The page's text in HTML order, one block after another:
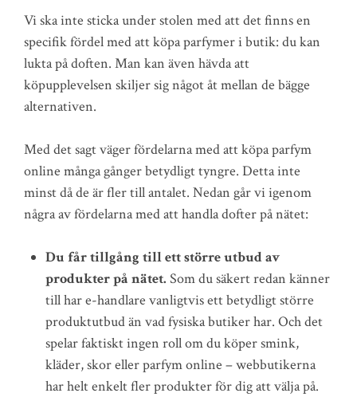
Vi ska inte sticka under stolen med att det finns en
specifik fördel med att köpa parfymer i butik: du kan
lukta på doften. Man kan även hävda att
köpupplevelsen skiljer sig något åt mellan de bägge
alternativen.
Med det sagt väger fördelarna med att köpa parfym
online många gånger betydligt tyngre. Detta inte
minst då de är fler till antalet. Nedan går vi igenom
några av fördelarna med att handla dofter på nätet:
Du får tillgång till ett större utbud av
produkter på nätet. Som du säkert redan känner
till har e-handlare vanligtvis ett betydligt större
produktutbud än vad fysiska butiker har. Och det
spelar faktiskt ingen roll om du köper smink,
kläder, skor eller parfym online – webbutikerna
har helt enkelt fler produkter för dig att välja på.